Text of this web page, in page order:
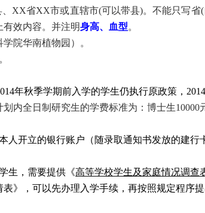
XX省XX市或直辖市(可以带县)。不能只写省(
效内容。并注明身高、血型。
院华南植物园）。
年秋季学期前入学的学生仍执行原政策，
划内全日制研究生的学费标准为：博士生10000
人开立的银行账户（随录取通知书发放的建行
生，需要提供《高等学校学生及家庭情况调查
》，可以先办理入学手续，再按照规定程序